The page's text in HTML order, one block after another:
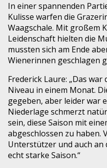
In einer spannenden
Kulisse warfen die
Waagschale. Mit großem
Leidenschaft hielten die
mussten sich am Ende
Wienerinnen geschlagen
Frederick Laure: „Das war
Niveau in einem Monat.
gegeben, aber leider war
Niederlage schmerzt
sein, diese Saison mit
abgeschlossen zu haben.
Unterstützer und auch an
echt starke Saison.“